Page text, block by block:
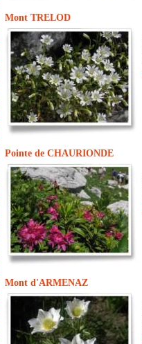
Mont TRELOD
Pointe de CHAURIONDE
Mont d'ARMENAZ